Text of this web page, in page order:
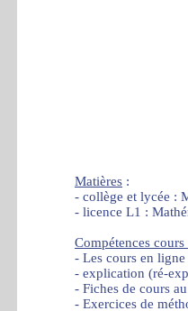
Matières :
- collège et lycée :
- licence L1 :
Compétences
- Les cours en
- explication (ré-
- Fiches de cours
- Exercices de